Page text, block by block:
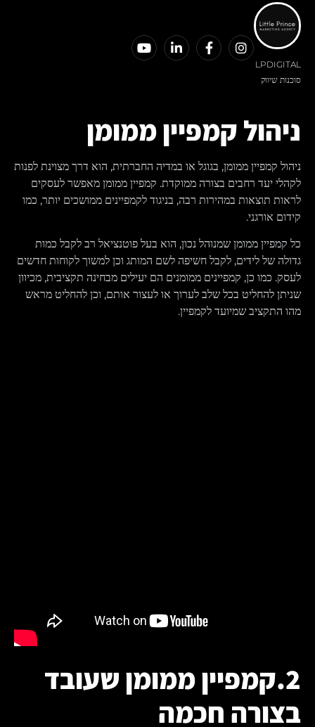
LPDIGITAL
סוכנות שיווק
ניהול קמפיין ממומן
ניהול קמפיין ממומן, בגוגל או במדיה החברתית, הוא דרך מצוינת לפנות
לקהלי יעד רחבים בצורה ממוקדת. קמפיין ממומן מאפשר לעסקים
לראות תוצאות במהירות רבה, בניגוד לקמפיינים ממושכים יותר, כמו
קידום אורגני.
כל קמפיין ממומן שמנוהל נכון, הוא בעל פוטנציאל רב לקבל כמות
גדולה של לידים, לקבל חשיפה לשם המותג וכן למשוך לקוחות חדשים
לעסק. כמו כן, קמפיינים ממומנים הם יעילים מבחינה תקציבית, מכיוון
שניתן להחליט בכל שלב לערוך או לעצור אותם, וכן להחליט מראש
מהו התקציב שמיועד לקמפיין.
2.קמפיין ממומן שעובד
בצורה חכמה